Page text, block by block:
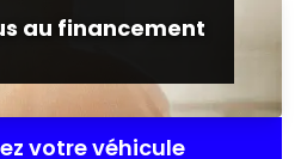
au financement
votre véhicule